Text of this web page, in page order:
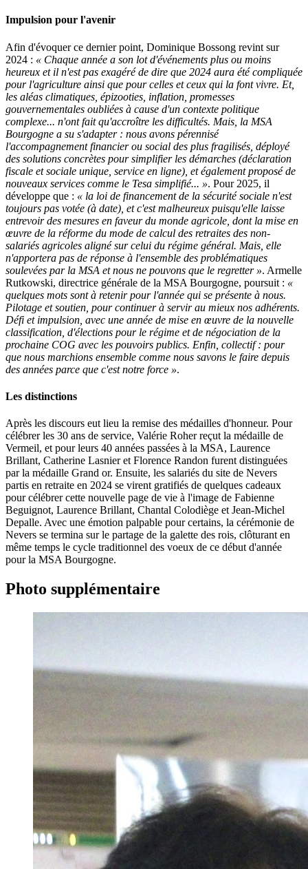
Impulsion pour l'avenir
Afin d'évoquer ce dernier point, Dominique Bossong revint sur
2024 : « Chaque année a son lot d'événements plus ou moins
heureux et il n'est pas exagéré de dire que 2024 aura été compliquée
pour l'agriculture ainsi que pour celles et ceux qui la font vivre. Et,
les aléas climatiques, épizooties, inflation, promesses
gouvernementales oubliées à cause d'un contexte politique
complexe... n'ont fait qu'accroître les difficultés. Mais, la MSA
Bourgogne a su s'adapter : nous avons pérennisé
l'accompagnement financier ou social des plus fragilisés, déployé
des solutions concrètes pour simplifier les démarches (déclaration
fiscale et sociale unique, service en ligne), et également proposé de
nouveaux services comme le Tesa simplifié... ». Pour 2025, il
développe que : « la loi de financement de la sécurité sociale n'est
toujours pas votée (à date), et c'est malheureux puisqu'elle laisse
entrevoir des mesures en faveur du monde agricole, dont la mise en
œuvre de la réforme du mode de calcul des retraites des non-
salariés agricoles aligné sur celui du régime général. Mais, elle
n'apportera pas de réponse à l'ensemble des problématiques
soulevées par la MSA et nous ne pouvons que le regretter ». Armelle
Rutkowski, directrice générale de la MSA Bourgogne, poursuit : «
quelques mots sont à retenir pour l'année qui se présente à nous.
Pilotage et soutien, pour continuer à servir au mieux nos adhérents.
Défi et impulsion, avec une année de mise en œuvre de la nouvelle
classification, d'élections pour le régime et de négociation de la
prochaine COG avec les pouvoirs publics. Enfin, collectif : pour
que nous marchions ensemble comme nous savons le faire depuis
des années parce que c'est notre force ».
Les distinctions
Après les discours eut lieu la remise des médailles d'honneur. Pour
célébrer les 30 ans de service, Valérie Roher reçut la médaille de
Vermeil, et pour leurs 40 années passées à la MSA, Laurence
Brillant, Catherine Lasnier et Florence Randon furent distinguées
par la médaille Grand or. Ensuite, les salariés du site de Nevers
partis en retraite en 2024 se virent gratifiés de quelques cadeaux
pour célébrer cette nouvelle page de vie à l'image de Fabienne
Beguignot, Laurence Brillant, Chantal Colodiège et Jean-Michel
Depalle. Avec une émotion palpable pour certains, la cérémonie de
Nevers se termina sur le partage de la galette des rois, clôturant en
même temps le cycle traditionnel des voeux de ce début d'année
pour la MSA Bourgogne.
Photo supplémentaire